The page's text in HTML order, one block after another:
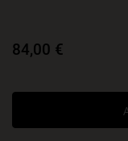
84,00 €